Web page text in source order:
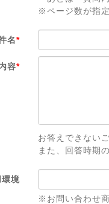
※ページ数が指
名*
容*
お答えできない
また、回答時期
境
※お問い合わせ